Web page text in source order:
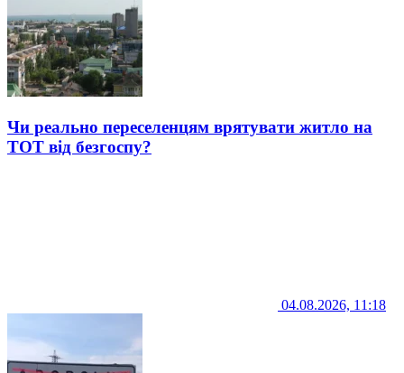
Чи реально переселенцям врятувати житло на
ТОТ від безгоспу?
04.08.2026, 11:18